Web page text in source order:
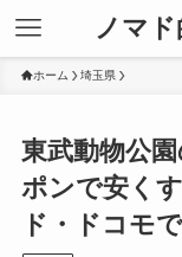
ノマ
ホーム 埼玉県
東武動物公
ポンで安く
ド・ドコモ